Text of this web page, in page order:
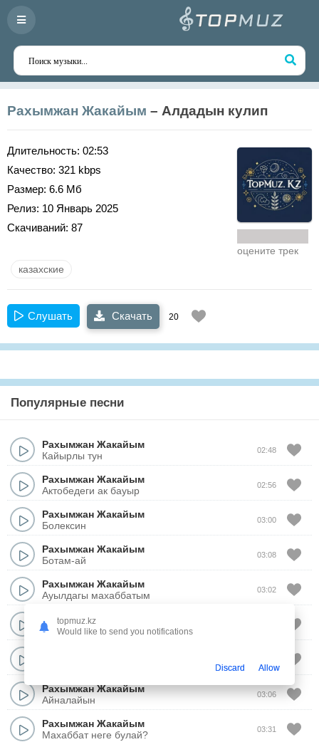
Рахымжан Жакайым – Алдадын кулип
Длительность: 02:53
Качество: 321 kbps
Размер: 6.6 Мб
Релиз: 10 Январь 2025
Скачиваний: 87
оцените трек
казахские
Слушать Скачать 20
Популярные песни
Рахымжан Жакайым
Кайырлы тун
02:48
Рахымжан Жакайым
Актобедеги ак бауыр
02:56
Рахымжан Жакайым
Болексин
03:00
Рахымжан Жакайым
Ботам-ай
03:08
Рахымжан Жакайым
Ауылдагы махаббатым
03:02
Рахымжан Жакайым
Бишкектин сулуы
Рахымжан Жакайым
Айналайын
03:06
Рахымжан Жакайым
Махаббат неге булай?
03:31
topmuz.kz
Would like to send you notifications
Discard Allow